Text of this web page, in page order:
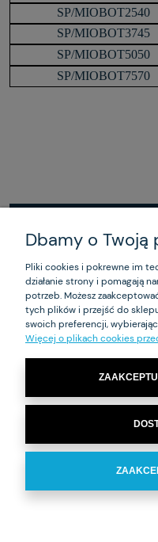
SP/MIOBOT2540
SP/MIOBOT3745
SP/MIOBOT5050
SP/MIOBOT7570
+48 22 869
Dbamy o
Pliki cookies i pokrewne im
działanie strony i pomagają
potrzeb. Możesz
tych plików i przejść do
swoich preferencji,
Więcej o plikach cookies